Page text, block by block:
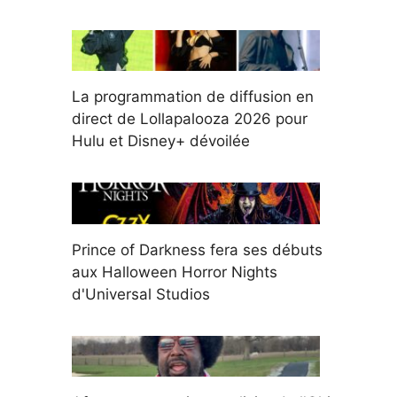
La programmation de diffusion en
direct de Lollapalooza 2026 pour
Hulu et Disney+ dévoilée
Prince of Darkness fera ses débuts
aux Halloween Horror Nights
d'Universal Studios